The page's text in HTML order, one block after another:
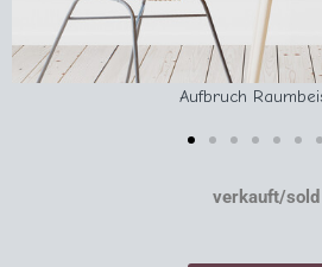
Aufbruch
verkauft/sold